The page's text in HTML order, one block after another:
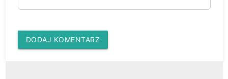
DODAJ KOMENTARZ